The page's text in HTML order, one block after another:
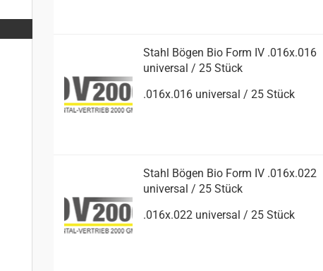
Stahl Bögen Bio Form IV .016x.016
uni­ver­sal / 25 Stück
.016x.016 uni­ver­sal / 25 Stück
Stahl Bögen Bio Form IV .016x.022
uni­ver­sal / 25 Stück
.016x.022 uni­ver­sal / 25 Stück